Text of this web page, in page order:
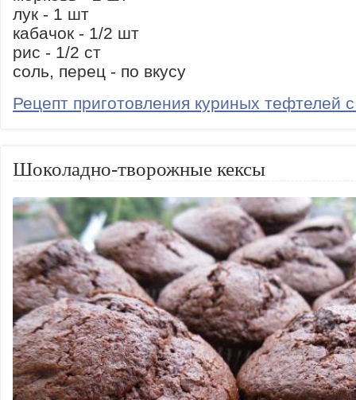
лук - 1 шт
кабачок - 1/2 шт
рис - 1/2 ст
соль, перец - по вкусу
Рецепт приготовления куриных тефтелей
Шоколадно-творожные кексы